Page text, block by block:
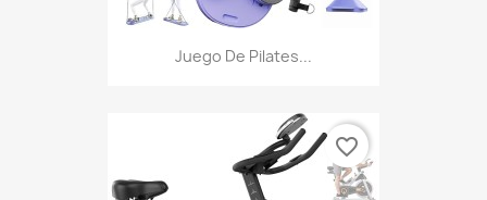
Juego De Pilates...
favorite_border